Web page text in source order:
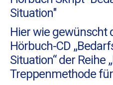
Situation"
Hier wie gewünscht
Hörbuch-CD
Situation“ der Reihe
Treppenmethode